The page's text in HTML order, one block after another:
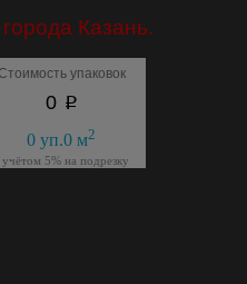
Казань.
упаковок
0 p
0 уп.0 м2
учётом 5% на подрезку